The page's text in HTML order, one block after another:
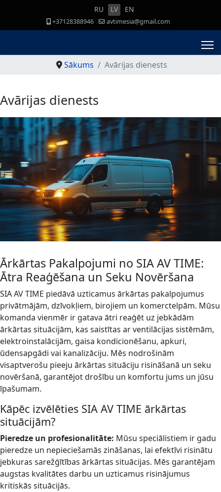
RU LV EN
+37128388946 avtimesia@gmail.com
Sākums Avārijas dienests
Avārijas dienests
Ārkārtas Pakalpojumi no SIA AV TIME:
Ātra Reaģēšana un Seku Novēršana
SIA AV TIME piedāvā uzticamus ārkārtas pakalpojumus
privātmājām, dzīvokļiem, birojiem un komerctelpām. Mūsu
komanda vienmēr ir gatava ātri reaģēt uz jebkādām
ārkārtas situācijām, kas saistītas ar ventilācijas sistēmām,
elektroinstalācijām, gaisa kondicionēšanu, apkuri,
ūdensapgādi vai kanalizāciju. Mēs nodrošinām
visaptverošu pieeju ārkārtas situāciju risināšanā un seku
novēršanā, garantējot drošību un komfortu jums un jūsu
īpašumam.
Kāpēc izvēlēties SIA AV TIME ārkārtas
situācijām?
Pieredze un profesionalitāte: Mūsu speciālistiem ir gadu
pieredze un nepieciešamās zināšanas, lai efektīvi risinātu
jebkuras sarežģītības ārkārtas situācijas. Mēs garantējam
augstas kvalitātes darbu un uzticamus risinājumus
kritiskās situācijās.